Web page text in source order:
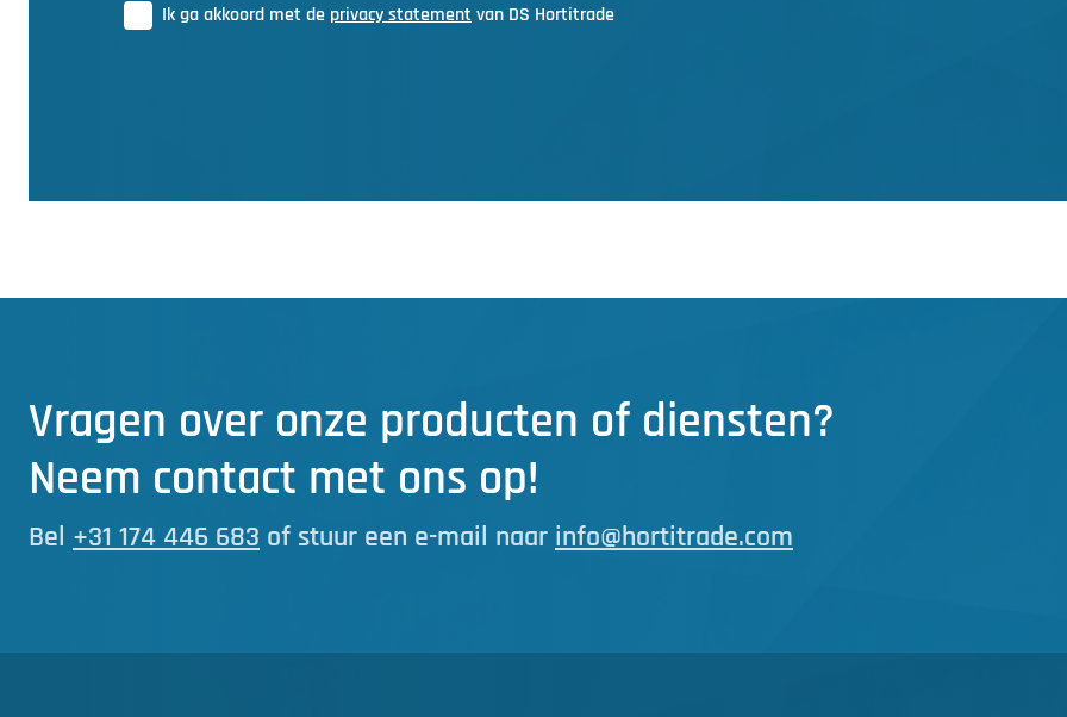
Ik ga akkoord met de privacy statement van DS Hortitrade
Vragen over onze producten of diensten?
Neem contact met ons op!
Bel +31 174 446 683 of stuur een e-mail naar info@hortitrade.com